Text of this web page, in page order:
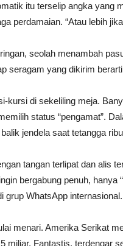
itu terselip angka yang
perdamaian. “Atau lebih
seolah menambah
seragam yang dikirim
kursi di sekeliling meja.
status “pengamat”.
jendela saat tetangga
tangan terlipat dan alis
bergabung penuh, hanya
grup WhatsApp internasional.
menari. Amerika Serikat
miliar. Fantastis, terdengar